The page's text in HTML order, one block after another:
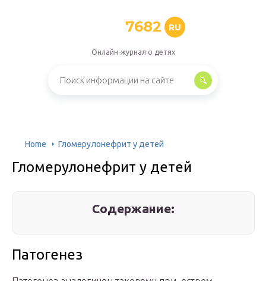
7682 RU
Онлайн-журнал о детях
Home Гломерулонефрит у детей
Гломерулонефрит у детей
Содержание:
Патогенез